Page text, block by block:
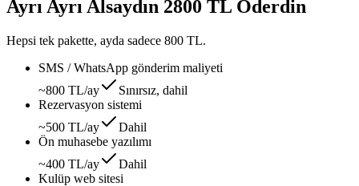
Ayrı Ayrı Alsaydın 2800 TL Öderdin
Hepsi tek pakette, ayda sadece 800 TL.
SMS / WhatsApp gönderim maliyeti
~800 TL/ay
Sınırsız, dahil
Rezervasyon sistemi
~500 TL/ay
Dahil
Ön muhasebe yazılımı
~400 TL/ay
Dahil
Kulüp web sitesi